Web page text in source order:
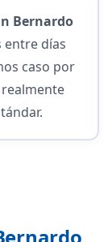
Bernardo
entre días
caso por